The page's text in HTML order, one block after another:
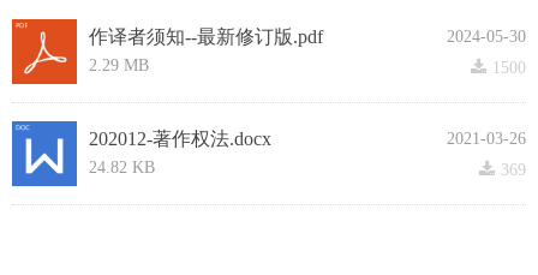
2024-05-30
作译者须知--最新修订版.pdf
끂 1500
2.29 MB
2021-03-26
202012-著作权法.docx
끂 369
24.82 KB